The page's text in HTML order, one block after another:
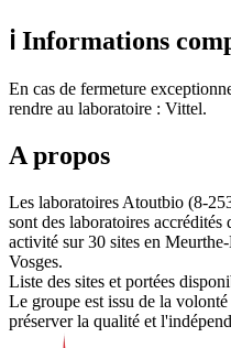
ℹ️ Informations
En cas de fermeture
rendre au laboratoire : Vittel.
A propos
Les laboratoires Atoutbio (8-
sont des laboratoires
activité sur 30 sites en
Vosges.
Liste des sites et portées
Le groupe est issu de la
préserver la qualité et